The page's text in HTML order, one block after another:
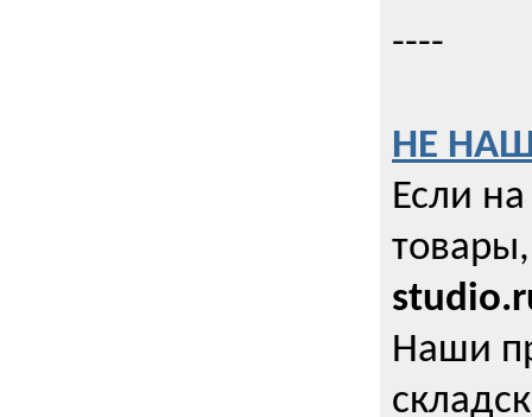
----
НЕ
Если
Наши